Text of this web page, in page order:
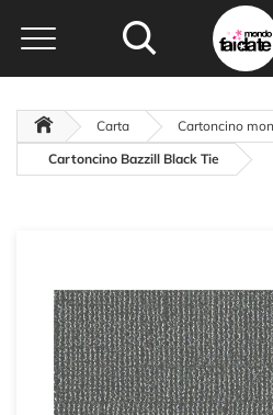
Carta
Cartoncino
Cartoncino Bazzill Black Tie